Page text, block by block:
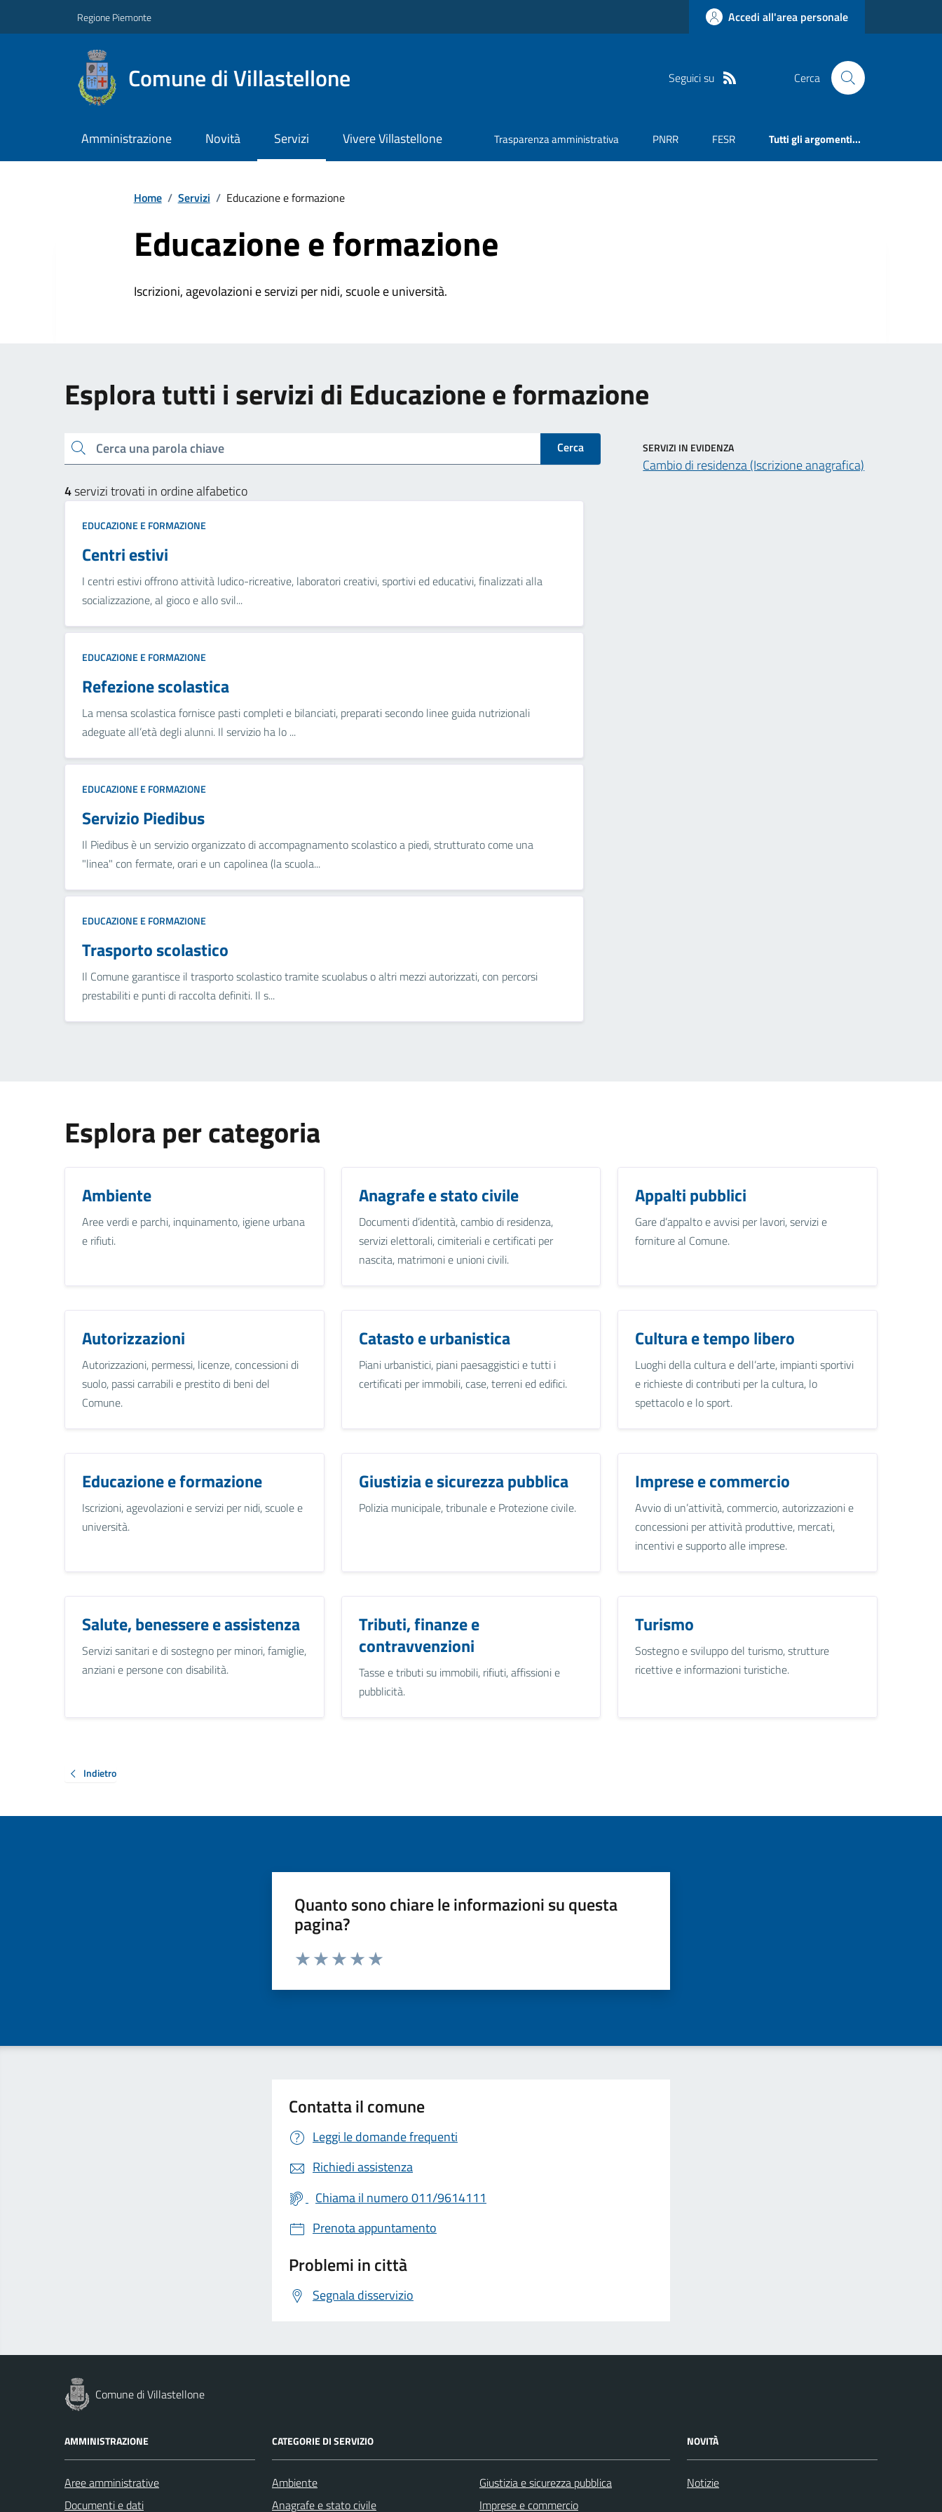
Regione Piemonte Accedi all'area personale
Comune di Villastellone Seguici su Cerca
Amministrazione Novità Servizi Vivere Villastellone Trasparenza amministrativa PNRR FESR Tutti gli argomenti...
Home / Servizi / Educazione e formazione
Educazione e formazione
Iscrizioni, agevolazioni e servizi per nidi, scuole e università.
Esplora tutti i servizi di Educazione e formazione
Cerca una parola chiave Cerca
4servizi trovati in ordine alfabetico
EDUCAZIONE E FORMAZIONE
Centri estivi
I centri estivi offrono attività ludico-ricreative, laboratori creativi, sportivi ed educativi, finalizzati alla
socializzazione, al gioco e allo svil...
EDUCAZIONE E FORMAZIONE
Refezione scolastica
La mensa scolastica fornisce pasti completi e bilanciati, preparati secondo linee guida nutrizionali
adeguate all’età degli alunni. Il servizio ha lo ...
EDUCAZIONE E FORMAZIONE
Servizio Piedibus
Il Piedibus è un servizio organizzato di accompagnamento scolastico a piedi, strutturato come una
"linea" con fermate, orari e un capolinea (la scuola...
EDUCAZIONE E FORMAZIONE
Trasporto scolastico
Il Comune garantisce il trasporto scolastico tramite scuolabus o altri mezzi autorizzati, con percorsi
prestabiliti e punti di raccolta definiti. Il s...
SERVIZI IN EVIDENZA
Cambio di residenza (Iscrizione anagrafica)
Esplora per categoria
Ambiente
Aree verdi e parchi, inquinamento, igiene urbana
e rifiuti.
Anagrafe e stato civile
Documenti d’identità, cambio di residenza,
servizi elettorali, cimiteriali e certificati per
nascita, matrimoni e unioni civili.
Appalti pubblici
Gare d’appalto e avvisi per lavori, servizi e
forniture al Comune.
Autorizzazioni
Autorizzazioni, permessi, licenze, concessioni di
suolo, passi carrabili e prestito di beni del
Comune.
Catasto e urbanistica
Piani urbanistici, piani paesaggistici e tutti i
certificati per immobili, case, terreni ed edifici.
Cultura e tempo libero
Luoghi della cultura e dell’arte, impianti sportivi
e richieste di contributi per la cultura, lo
spettacolo e lo sport.
Educazione e formazione
Iscrizioni, agevolazioni e servizi per nidi, scuole e
università.
Giustizia e sicurezza pubblica
Polizia municipale, tribunale e Protezione civile.
Imprese e commercio
Avvio di un’attività, commercio, autorizzazioni e
concessioni per attività produttive, mercati,
incentivi e supporto alle imprese.
Salute, benessere e assistenza
Servizi sanitari e di sostegno per minori, famiglie,
anziani e persone con disabilità.
Tributi, finanze e
contravvenzioni
Tasse e tributi su immobili, rifiuti, affissioni e
pubblicità.
Turismo
Sostegno e sviluppo del turismo, strutture
ricettive e informazioni turistiche.
Indietro
Quanto sono chiare le informazioni su questa
pagina?
Valuta da 1 a 5 stelle la pagina
Contatta il comune
Leggi le domande frequenti
Richiedi assistenza
Chiama il numero 011/9614111
Prenota appuntamento
Problemi in città
Segnala disservizio
Comune di Villastellone
AMMINISTRAZIONE
Aree amministrative
Documenti e dati
CATEGORIE DI SERVIZIO
Ambiente
Anagrafe e stato civile
Giustizia e sicurezza pubblica
Imprese e commercio
NOVITÀ
Notizie